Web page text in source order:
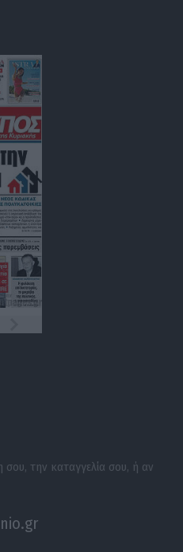
την καταγγελία σου, ή αν